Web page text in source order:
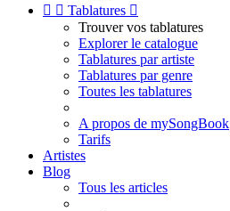
  Tablatures 
Trouver vos tablatures
Explorer le catalogue
Tablatures par artiste
Tablatures par genre
Toutes les tablatures
A propos de mySongBook
Tarifs
Artistes
Blog
Tous les articles